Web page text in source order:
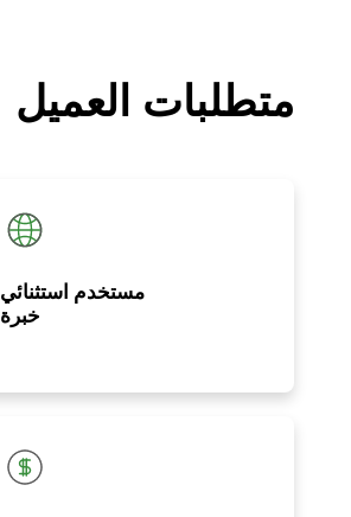
متطلبات العميل
مستخدم استثنائي
خبرة